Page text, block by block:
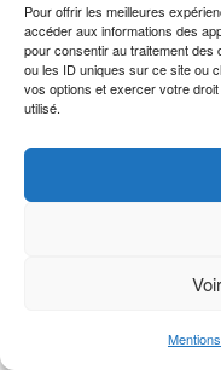
Pour offrir les meilleures
accéder aux informations des
pour consentir au traitement des
ou les ID uniques sur ce site ou
vos options et exercer votre
utilisé.
Carvivo
1. Google
pour
Site. Google
le détail des
du Site, pour